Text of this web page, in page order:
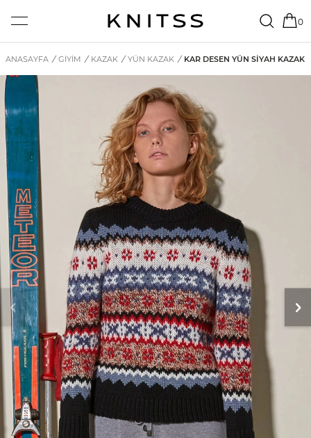
0
ANASAYFA / GİYİM / KAZAK / YÜN KAZAK / KAR DESEN YÜN SIYAH KAZAK